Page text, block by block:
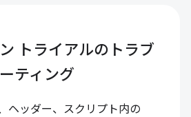
トライアルのトラブ
ティング
ヘッダー、スクリプト内の